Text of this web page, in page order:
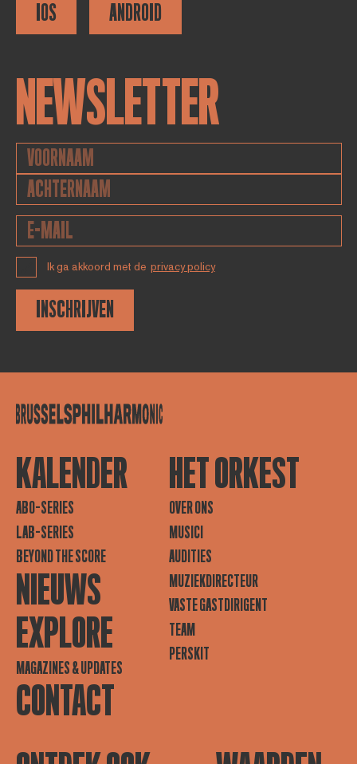
IOS ANDROID
NEWSLETTER
Ik ga akkoord met de privacy policy
INSCHRIJVEN
KALENDER
ABO-SERIES
LAB-SERIES
BEYOND THE SCORE
NIEUWS
EXPLORE
MAGAZINES & UPDATES
CONTACT
HET ORKEST
OVER ONS
MUSICI
AUDITIES
MUZIEKDIRECTEUR
VASTE GASTDIRIGENT
TEAM
PERSKIT